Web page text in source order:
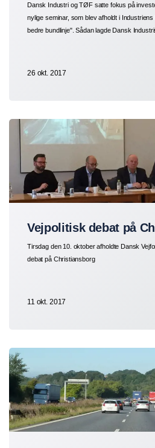
Dansk Industri og TØF satte fokus på
nylige seminar, som blev afholdt i
bedre bundlinje". Sådan lagde Dansk
26 okt. 2017
Vejpolitisk debat på
Tirsdag den 10. oktober afholdte Dansk
debat på Christiansborg
11 okt. 2017